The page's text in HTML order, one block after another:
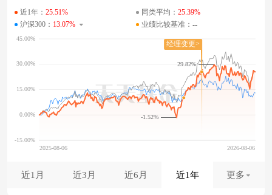
近1年： 25.51% 同类平均： 25.39%
沪深300： 13.07% 业绩比较基准： --
-1.52%
29.82%
近1月 近3月 近6月 近1年 更多